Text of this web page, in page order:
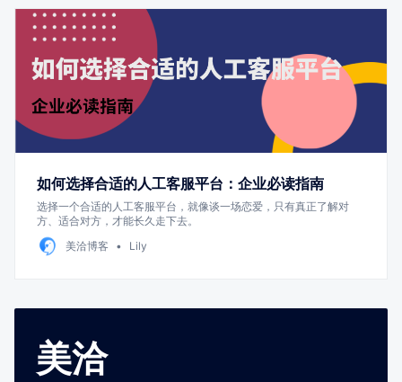
如何选择合适的人工客服平台：企业必读指南
选择一个合适的人工客服平台，就像谈一场恋爱，只有真正了解对
方、适合对方，才能长久走下去。
美洽博客
Lily
美洽